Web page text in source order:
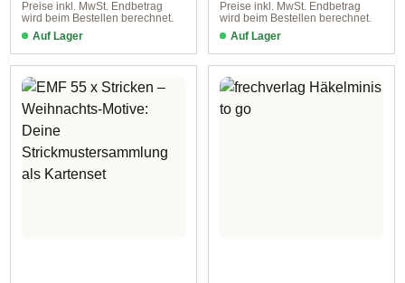
Preise inkl. MwSt. Endbetrag
wird beim Bestellen berechnet.
Auf Lager
Preise inkl. MwSt. Endbetrag
wird beim Bestellen berechnet.
Auf Lager